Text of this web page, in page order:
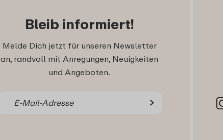
Bleib informiert!
Melde Dich jetzt für unseren Newsletter
an, randvoll mit Anregungen, Neuigkeiten
und Angeboten.